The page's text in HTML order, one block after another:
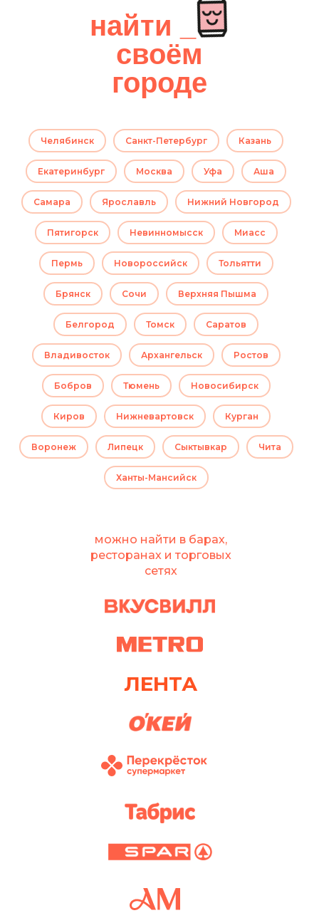
найти _. в
своём
городе
Челябинск Санкт-Петербург Казань
Екатеринбург Москва Уфа Аша
Самара Ярославль Нижний Новгород
Пятигорск Невинномысск Миасс
Пермь Новороссийск Тольятти
Брянск Сочи Верхняя Пышма
Белгород Томск Саратов
Владивосток Архангельск Ростов
Бобров Тюмень Новосибирск
Киров Нижневартовск Курган
Воронеж Липецк Сыктывкар Чита
Ханты-Мансийск
можно найти в барах,
ресторанах и торговых
сетях
ЛЕНТА